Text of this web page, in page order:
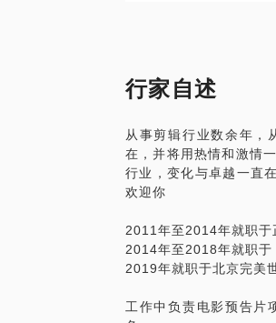
行家自述
从事剪辑行业数余年，
在，并将用热情和激情
行业，变化与卓越一直
欢迎你
2011年至2014年就职于
2014年至2018年就职于
2019年就职于北京完美
工作中负责电影预告片